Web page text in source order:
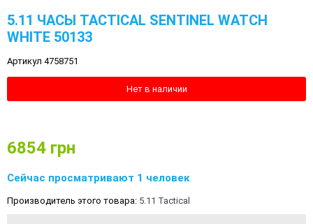
5.11 ЧАСЫ TACTICAL SENTINEL WATCH
WHITE 50133
Артикул 4758751
Нет в наличии
6854 грн
Сейчас просматривают 1 человек
Производитель этого товара: 5.11 Tactical